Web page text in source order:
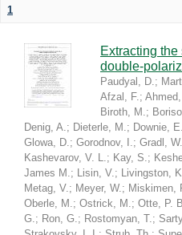
1
Extracting
double-
Paudyal, D.;
Afzal, F.;
Biroth, M.;
Denig, A.; Dieterle, M.; Downie,
Glowa, D.; Gorodnov, I.; Gradl, W.
Kashevarov, V. L.; Kay, S.;
James M.; Lisin, V.; Livingston,
Metag, V.; Meyer, W.; Miskimen,
Oberle, M.; Ostrick, M.; Otte, P.
G.; Ron, G.; Rostomyan, T.;